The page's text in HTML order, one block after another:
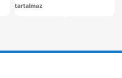
tartalmaz